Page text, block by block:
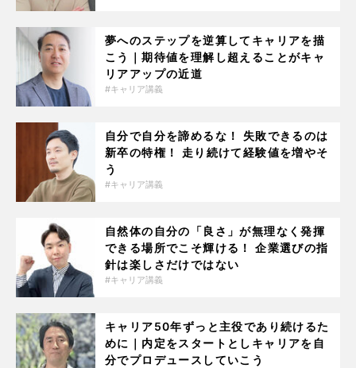
夢へのステップを逆算してキャリアを描
こう｜期待値を理解し超えることがキャ
リアアップの近道
キャリア講義
自分で自分を諦めるな！ 失敗できるのは
新卒の特権！ 走り続けて経験値を増やそ
う
キャリア講義
自然体の自分の「良さ」が無理なく発揮
できる場所でこそ輝ける！ 企業選びの指
針は楽しさだけではない
キャリア講義
キャリア50年ずっと主役であり続けるた
めに｜内定をスタートとしキャリアを自
分でプロデュースしていこう